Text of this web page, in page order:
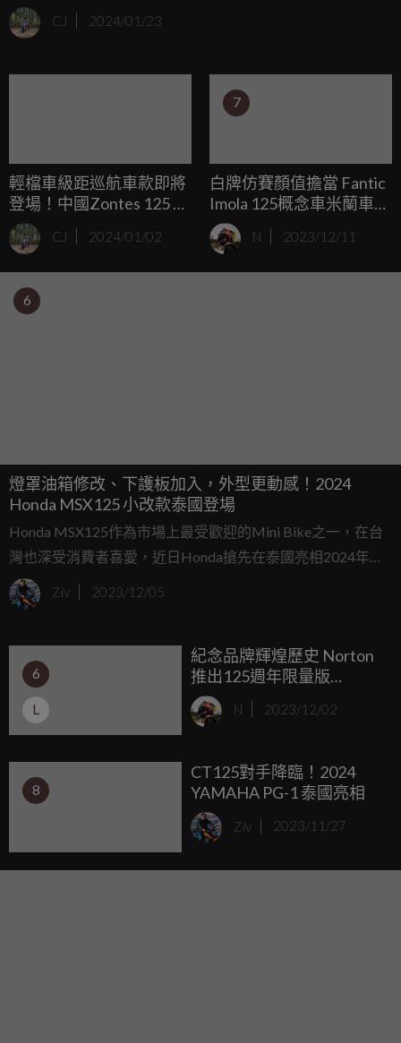
的一開始，泰國Honda就為了2024年式的C125 Cub推出了全
新配色，快讓我們來看看他有哪些更動吧！
CJ 2024/01/23
輕檔車級距巡航車款即將
登場！中國Zontes 125 C
今年稍早將於歐洲市場推
出
CJ 2024/01/02
7
白牌仿賽顏值擔當 Fantic
Imola 125概念車米蘭車展
亮相
N 2023/12/11
6
燈罩油箱修改、下護板加入，外型更動感！2024
Honda MSX125 小改款泰國登場
Honda MSX125作為市場上最受歡迎的Mini Bike之一，在台
灣也深受消費者喜愛，近日Honda搶先在泰國亮相2024年式
MSX125小改款車型，硬體架構沒太大的改變，主要在外型
設計上修改升級，移除2020年改款加入的模組化鎖點設計，
戰鬥、熱血。
Ziv 2023/12/05
6
L
紀念品牌輝煌歷史 Norton
推出125週年限量版
Commando 961、V4
SV/CRN 2023/12/02
8
CT125對手降臨！2024
YAMAHA PG-1 泰國亮相
Ziv 2023/11/27